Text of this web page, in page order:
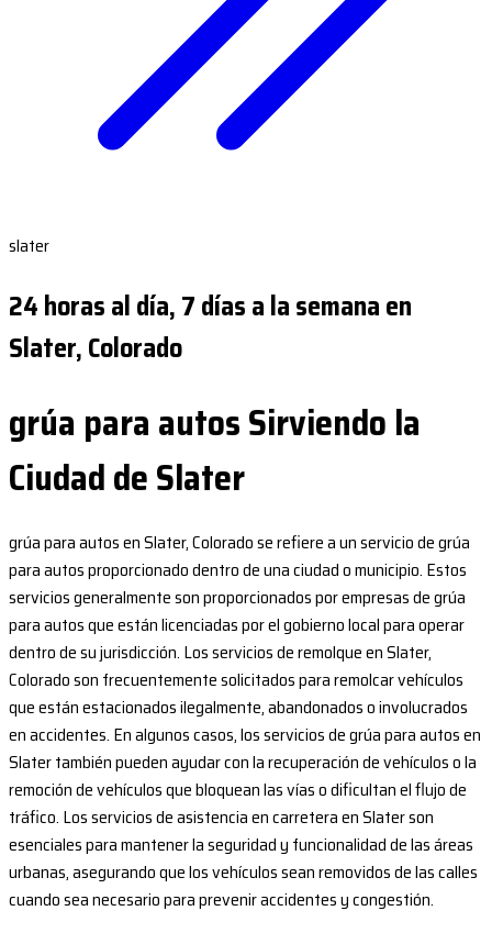
slater
24 horas al día, 7 días a la semana en
Slater, Colorado
grúa para autos Sirviendo la
Ciudad de Slater
grúa para autos en Slater, Colorado se refiere a un servicio de grúa
para autos proporcionado dentro de una ciudad o municipio. Estos
servicios generalmente son proporcionados por empresas de grúa
para autos que están licenciadas por el gobierno local para operar
dentro de su jurisdicción. Los servicios de remolque en Slater,
Colorado son frecuentemente solicitados para remolcar vehículos
que están estacionados ilegalmente, abandonados o involucrados
en accidentes. En algunos casos, los servicios de grúa para autos en
Slater también pueden ayudar con la recuperación de vehículos o la
remoción de vehículos que bloquean las vías o dificultan el flujo de
tráfico. Los servicios de asistencia en carretera en Slater son
esenciales para mantener la seguridad y funcionalidad de las áreas
urbanas, asegurando que los vehículos sean removidos de las calles
cuando sea necesario para prevenir accidentes y congestión.